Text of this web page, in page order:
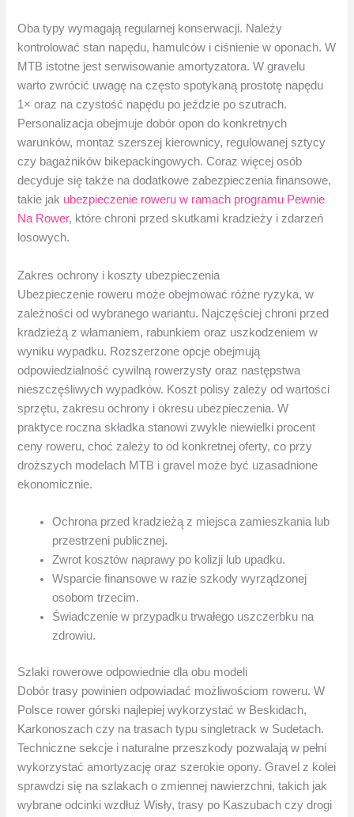
Oba typy wymagają regularnej konserwacji. Należy
kontrolować stan napędu, hamulców i ciśnienie w oponach. W
MTB istotne jest serwisowanie amortyzatora. W gravelu
warto zwrócić uwagę na często spotykaną prostotę napędu
1× oraz na czystość napędu po jeździe po szutrach.
Personalizacja obejmuje dobór opon do konkretnych
warunków, montaż szerszej kierownicy, regulowanej sztycy
czy bagażników bikepackingowych. Coraz więcej osób
decyduje się także na dodatkowe zabezpieczenia finansowe,
takie jak ubezpieczenie roweru w ramach programu Pewnie
Na Rower, które chroni przed skutkami kradzieży i zdarzeń
losowych.
Zakres ochrony i koszty ubezpieczenia
Ubezpieczenie roweru może obejmować różne ryzyka, w
zależności od wybranego wariantu. Najczęściej chroni przed
kradzieżą z włamaniem, rabunkiem oraz uszkodzeniem w
wyniku wypadku. Rozszerzone opcje obejmują
odpowiedzialność cywilną rowerzysty oraz następstwa
nieszczęśliwych wypadków. Koszt polisy zależy od wartości
sprzętu, zakresu ochrony i okresu ubezpieczenia. W
praktyce roczna składka stanowi zwykle niewielki procent
ceny roweru, choć zależy to od konkretnej oferty, co przy
droższych modelach MTB i gravel może być uzasadnione
ekonomicznie.
Ochrona przed kradzieżą z miejsca zamieszkania lub
przestrzeni publicznej.
Zwrot kosztów naprawy po kolizji lub upadku.
Wsparcie finansowe w razie szkody wyrządzonej
osobom trzecim.
Świadczenie w przypadku trwałego uszczerbku na
zdrowiu.
Szlaki rowerowe odpowiednie dla obu modeli
Dobór trasy powinien odpowiadać możliwościom roweru. W
Polsce rower górski najlepiej wykorzystać w Beskidach,
Karkonoszach czy na trasach typu singletrack w Sudetach.
Techniczne sekcje i naturalne przeszkody pozwalają w pełni
wykorzystać amortyzację oraz szerokie opony. Gravel z kolei
sprawdzi się na szlakach o zmiennej nawierzchni, takich jak
wybrane odcinki wzdłuż Wisły, trasy po Kaszubach czy drogi